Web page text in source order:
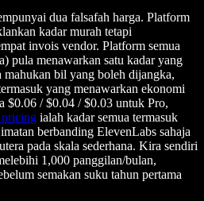
dua falsafah harga. Platform
kadar murah tetapi
invois vendor. Platform semua
pula menawarkan satu kadar yang
mahukan bil yang boleh dijangka,
yang menawarkan ekonomi
$0.06 / $0.04 / $0.03 untuk Pro,
pricing ialah kadar semua termasuk
berbanding ElevenLabs sahaja
pada skala sederhana. Kira sendiri
1,000 panggilan/bulan,
semakan suku tahun pertama